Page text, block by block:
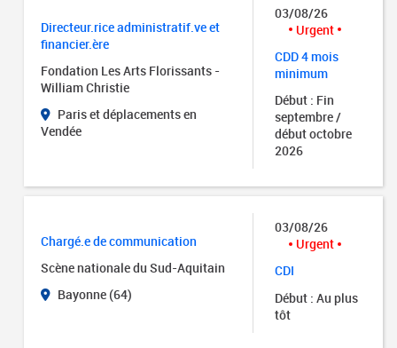
Directeur.rice administratif.ve et
financier.ère
Fondation Les Arts Florissants -
William Christie
Paris et déplacements en
Vendée
03/08/26
Urgent
CDD 4 mois
minimum
Début : Fin
septembre /
début octobre
2026
Chargé.e de communication
Scène nationale du Sud-Aquitain
Bayonne (64)
03/08/26
Urgent
CDI
Début : Au plus
tôt